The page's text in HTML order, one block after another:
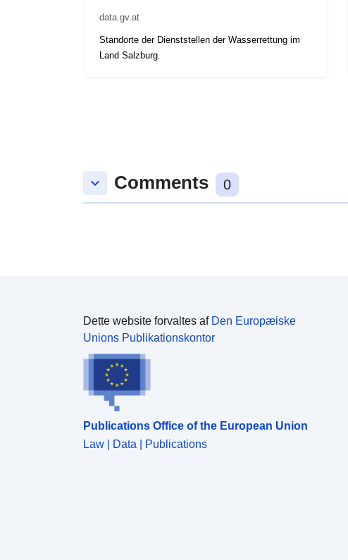
data.gv.at
Standorte der Dienststellen der Wasserrettung im
Land Salzburg.
keyboard_arrow_down Comments 0
Dette website forvaltes af Den Europæiske
Unions Publikationskontor
Publications Office of the European Union
Law | Data | Publications